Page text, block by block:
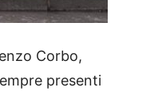
Corbo,
presenti